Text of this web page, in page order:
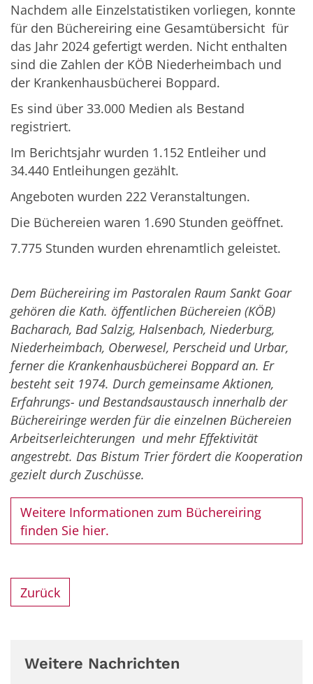
Nachdem alle Einzelstatistiken vorliegen, konnte
für den Büchereiring eine Gesamtübersicht für
das Jahr 2024 gefertigt werden. Nicht enthalten
sind die Zahlen der KÖB Niederheimbach und
der Krankenhausbücherei Boppard.
Es sind über 33.000 Medien als Bestand
registriert.
Im Berichtsjahr wurden 1.152 Entleiher und
34.440 Entleihungen gezählt.
Angeboten wurden 222 Veranstaltungen.
Die Büchereien waren 1.690 Stunden geöffnet.
7.775 Stunden wurden ehrenamtlich geleistet.
Dem Büchereiring im Pastoralen Raum Sankt Goar
gehören die Kath. öffentlichen Büchereien (KÖB)
Bacharach, Bad Salzig, Halsenbach, Niederburg,
Niederheimbach, Oberwesel, Perscheid und Urbar,
ferner die Krankenhausbücherei Boppard an. Er
besteht seit 1974. Durch gemeinsame Aktionen,
Erfahrungs- und Bestandsaustausch innerhalb der
Büchereiringe werden für die einzelnen Büchereien
Arbeitserleichterungen und mehr Effektivität
angestrebt. Das Bistum Trier fördert die Kooperation
gezielt durch Zuschüsse.
Weitere Informationen zum Büchereiring
finden Sie hier.
Zurück
Weitere Nachrichten